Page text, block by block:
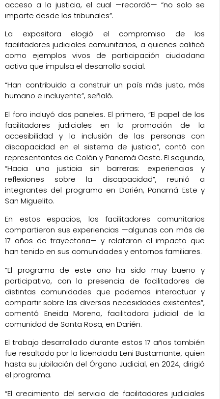
acceso a la justicia, el cual —recordó— “no solo se
imparte desde los tribunales”.
La expositora elogió el compromiso de los
facilitadores judiciales comunitarios, a quienes calificó
como ejemplos vivos de participación ciudadana
activa que impulsa el desarrollo social.
“Han contribuido a construir un país más justo, más
humano e incluyente”, señaló.
El foro incluyó dos paneles. El primero, “El papel de los
facilitadores judiciales en la promoción de la
accesibilidad y la inclusión de las personas con
discapacidad en el sistema de justicia”, contó con
representantes de Colón y Panamá Oeste. El segundo,
“Hacia una justicia sin barreras: experiencias y
reflexiones sobre la discapacidad”, reunió a
integrantes del programa en Darién, Panamá Este y
San Miguelito.
En estos espacios, los facilitadores comunitarios
compartieron sus experiencias —algunas con más de
17 años de trayectoria— y relataron el impacto que
han tenido en sus comunidades y entornos familiares.
“El programa de este año ha sido muy bueno y
participativo, con la presencia de facilitadores de
distintas comunidades que podemos interactuar y
compartir sobre las diversas necesidades existentes”,
comentó Eneida Moreno, facilitadora judicial de la
comunidad de Santa Rosa, en Darién.
El trabajo desarrollado durante estos 17 años también
fue resaltado por la licenciada Leni Bustamante, quien
hasta su jubilación del Órgano Judicial, en 2024, dirigió
el programa.
“El crecimiento del servicio de facilitadores judiciales